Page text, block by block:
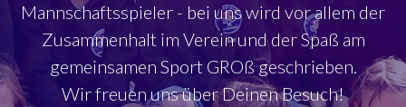
Mannschaftsspieler - bei uns wird vor allem der
Zusammenhalt im Verein und der Spaß am
gemeinsamen Sport GROß geschrieben.
Wir freuen uns über Deinen Besuch!